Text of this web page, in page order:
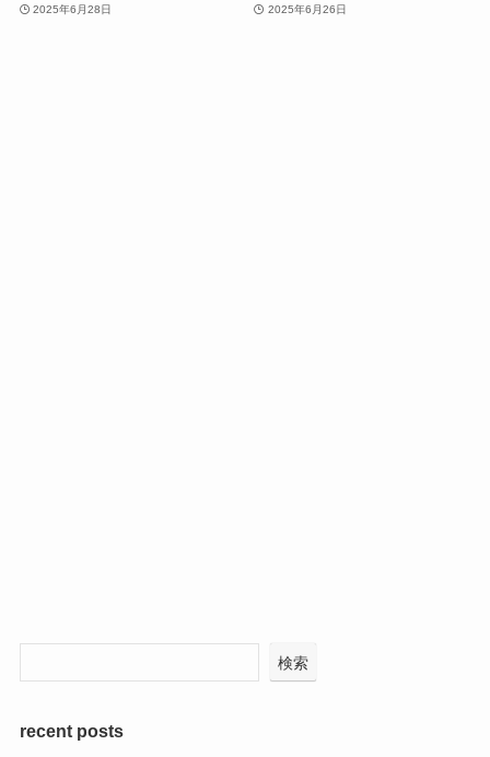
2025年6月28日 2025年6月26日
検索
recent posts